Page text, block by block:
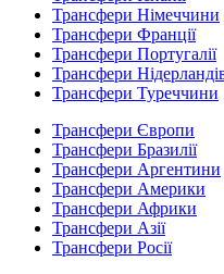
Трансфери Німеччини
Трансфери Франції
Трансфери Португалії
Трансфери
Трансфери Туреччини
Трансфери Європи
Трансфери Бразилії
Трансфери Аргентини
Трансфери Америки
Трансфери Африки
Трансфери Азії
Трансфери Росії